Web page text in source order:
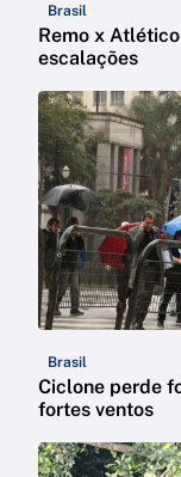
Brasil
Remo x
escalações
Brasil
Ciclone perde
fortes ventos